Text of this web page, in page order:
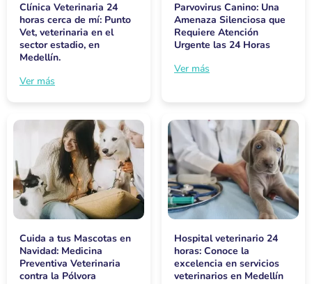
Clínica Veterinaria 24
horas cerca de mí: Punto
Vet, veterinaria en el
sector estadio, en
Medellín.
Ver más
Parvovirus Canino: Una
Amenaza Silenciosa que
Requiere Atención
Urgente las 24 Horas
Ver más
Cuida a tus Mascotas en
Navidad: Medicina
Preventiva Veterinaria
contra la Pólvora
Hospital veterinario 24
horas: Conoce la
excelencia en servicios
veterinarios en Medellín